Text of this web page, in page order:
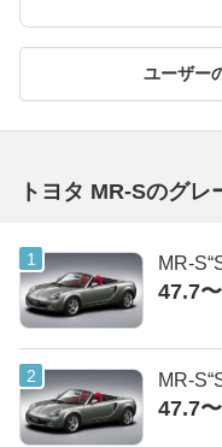
ユーザー
トヨタ MR-Sのグ
MR-
47.7
MR-
47.7